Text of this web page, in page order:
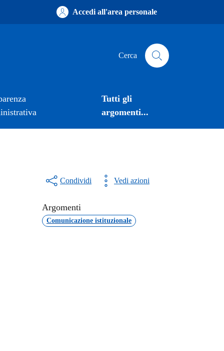
Accedi all'area personale
Cerca
Tutti gli
argomenti...
Condividi Vedi azioni
Argomenti
Comunicazione istituzionale